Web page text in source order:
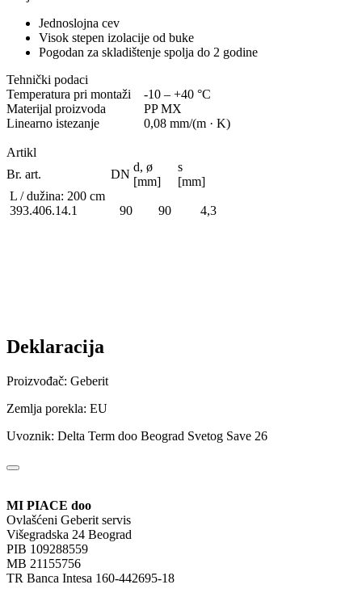
Jednoslojna cev
Visok stepen izolacije od buke
Pogodan za skladištenje spolja do 2 godine
Tehnički podaci
Temperatura pri montaži
-10 – +40 °C
Materijal proizvoda
PP MX
Linearno istezanje
0,08 mm/(m · K)
Artikl
Br. art.
DN
d, ø
[mm]
s
[mm]
L / dužina: 200 cm
393.406.14.1 90 90 4,3
Deklaracija
Proizvođač: Geberit
Zemlja porekla: EU
Uvoznik: Delta Term doo Beograd Svetog Save 26
MI PIACE doo
Ovlašćeni Geberit servis
Višegradska 24 Beograd
PIB 109288559
MB 21155756
TR Banca Intesa 160-442695-18